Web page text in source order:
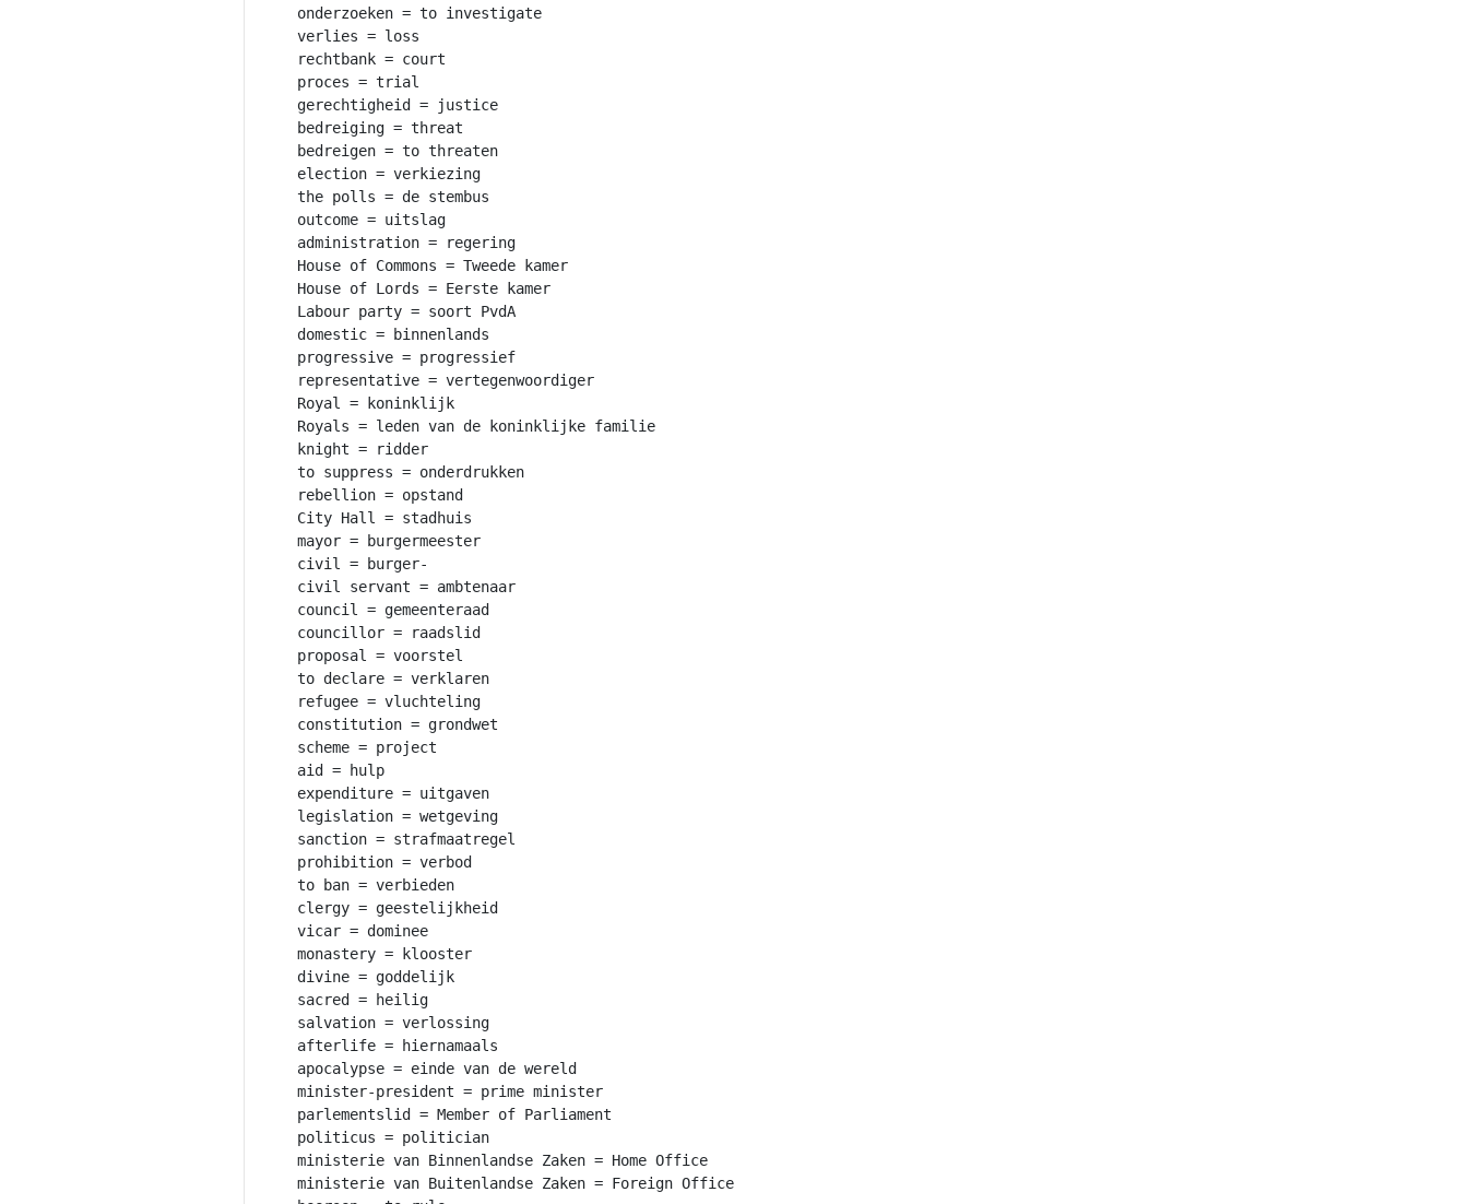
onderzoeken = to investigate
verlies = loss
rechtbank = court
proces = trial
gerechtigheid = justice
bedreiging = threat
bedreigen = to threaten
election = verkiezing
the polls = de stembus
outcome = uitslag
administration = regering
House of Commons = Tweede kamer
House of Lords = Eerste kamer
Labour party = soort PvdA
domestic = binnenlands
progressive = progressief
representative = vertegenwoordiger
Royal = koninklijk
Royals = leden van de koninklijke familie
knight = ridder
to suppress = onderdrukken
rebellion = opstand
City Hall = stadhuis
mayor = burgermeester
civil = burger-
civil servant = ambtenaar
council = gemeenteraad
councillor = raadslid
proposal = voorstel
to declare = verklaren
refugee = vluchteling
constitution = grondwet
scheme = project
aid = hulp
expenditure = uitgaven
legislation = wetgeving
sanction = strafmaatregel
prohibition = verbod
to ban = verbieden
clergy = geestelijkheid
vicar = dominee
monastery = klooster
divine = goddelijk
sacred = heilig
salvation = verlossing
afterlife = hiernamaals
apocalypse = einde van de wereld
minister-president = prime minister
parlementslid = Member of Parliament
politicus = politician
ministerie van Binnenlandse Zaken = Home Office
ministerie van Buitenlandse Zaken = Foreign Office